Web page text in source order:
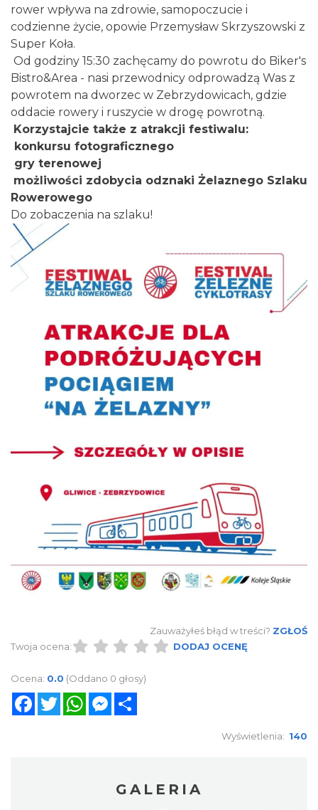
rower wpływa na zdrowie, samopoczucie i
codzienne życie, opowie Przemysław Skrzyszowski z
Super Koła.
Od godziny 15:30 zachęcamy do powrotu do Biker's
Bistro&Area - nasi przewodnicy odprowadzą Was z
powrotem na dworzec w Zebrzydowicach, gdzie
oddacie rowery i ruszycie w drogę powrotną.
Korzystajcie także z atrakcji festiwalu:
konkursu fotograficznego
gry terenowej
możliwości zdobycia odznaki Żelaznego Szlaku
Rowerowego
Do zobaczenia na szlaku!
Zauważyłeś błąd w treści? ZGŁOŚ
Twoja ocena:
DODAJ OCENĘ
Ocena: 0.0 (Oddano 0 głosy)
FacebookTwitterWhatsAppMessenger
Wyświetlenia: 140
GALERIA